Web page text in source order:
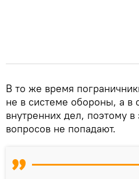
В то же время
не в системе обороны, а в
внутренних дел, поэтому
вопросов не попадают.